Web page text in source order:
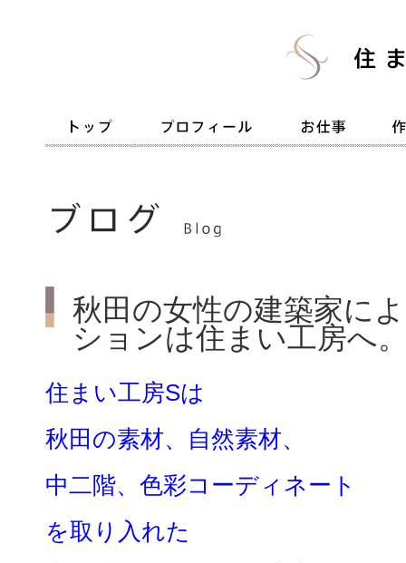
秋田の女性の建築家に
ションは住まい工房へ
住まい工房Sは
秋田の素材、自然素材、
中二階、色彩コーディネート
を取り入れた